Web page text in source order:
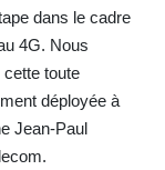
dans le cadre
4G. Nous
toute
déployée à
Jean-Paul